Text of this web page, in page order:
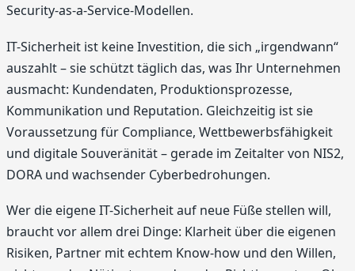
Security-as-a-Service-Modellen.
IT-Sicherheit ist keine Investition, die sich „irgendwann“
auszahlt – sie schützt täglich das, was Ihr Unternehmen
ausmacht: Kundendaten, Produktionsprozesse,
Kommunikation und Reputation. Gleichzeitig ist sie
Voraussetzung für Compliance, Wettbewerbsfähigkeit
und digitale Souveränität – gerade im Zeitalter von NIS2,
DORA und wachsender Cyberbedrohungen.
Wer die eigene IT-Sicherheit auf neue Füße stellen will,
braucht vor allem drei Dinge: Klarheit über die eigenen
Risiken, Partner mit echtem Know-how und den Willen,